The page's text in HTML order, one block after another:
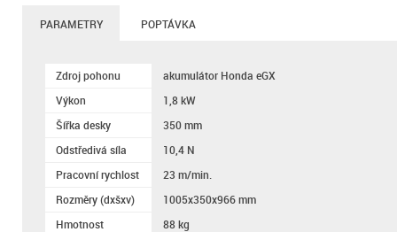
PARAMETRY POPTÁVKA
Zdroj pohonu
akumulátor Honda eGX
Výkon
1,8 kW
Šířka desky
350 mm
Odstředivá síla
10,4 N
Pracovní rychlost
23 m/min.
Rozměry (dxšxv)
1005x350x966 mm
Hmotnost
88 kg